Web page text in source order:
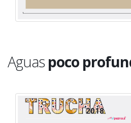
Aguas poco